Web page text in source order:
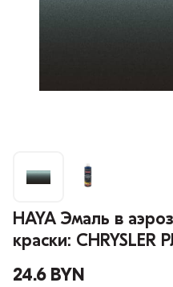
HAYA Эмаль в
краски: CHRYSLER
24.6 BYN